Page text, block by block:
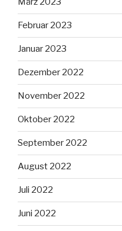
Februar 2023
Januar 2023
Dezember 2022
November 2022
Oktober 2022
September 2022
August 2022
Juli 2022
Juni 2022